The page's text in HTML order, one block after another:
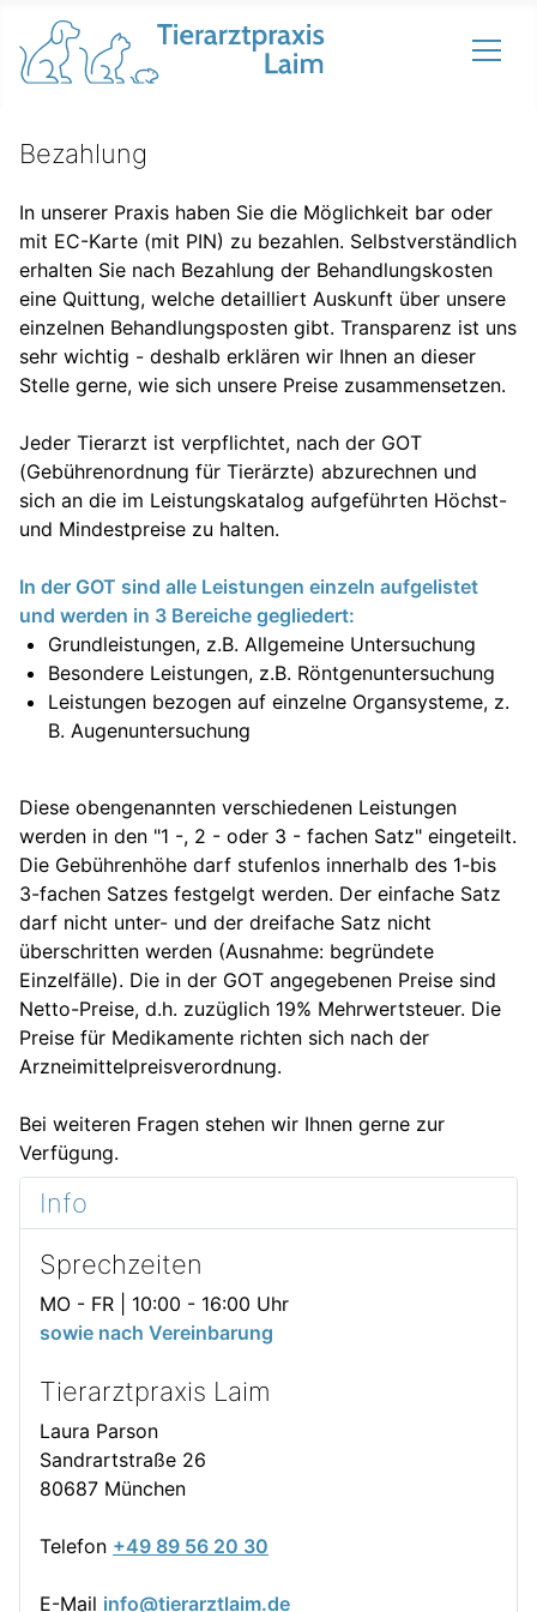
Bezahlung
In unserer Praxis haben Sie die Möglichkeit bar oder
mit EC-Karte (mit PIN) zu bezahlen. Selbstverständlich
erhalten Sie nach Bezahlung der Behandlungskosten
eine Quittung, welche detailliert Auskunft über unsere
einzelnen Behandlungsposten gibt. Transparenz ist uns
sehr wichtig - deshalb erklären wir Ihnen an dieser
Stelle gerne, wie sich unsere Preise zusammensetzen.
Jeder Tierarzt ist verpflichtet, nach der GOT
(Gebührenordnung für Tierärzte) abzurechnen und
sich an die im Leistungskatalog aufgeführten Höchst-
und Mindestpreise zu halten.
In der GOT sind alle Leistungen einzeln aufgelistet
und werden in 3 Bereiche gegliedert:
Grundleistungen, z.B. Allgemeine Untersuchung
Besondere Leistungen, z.B. Röntgenuntersuchung
Leistungen bezogen auf einzelne Organsysteme, z.
B. Augenuntersuchung
Diese obengenannten verschiedenen Leistungen
werden in den "1 -, 2 - oder 3 - fachen Satz" eingeteilt.
Die Gebührenhöhe darf stufenlos innerhalb des 1-bis
3-fachen Satzes festgelgt werden. Der einfache Satz
darf nicht unter- und der dreifache Satz nicht
überschritten werden (Ausnahme: begründete
Einzelfälle). Die in der GOT angegebenen Preise sind
Netto-Preise, d.h. zuzüglich 19% Mehrwertsteuer. Die
Preise für Medikamente richten sich nach der
Arzneimittelpreisverordnung.
Bei weiteren Fragen stehen wir Ihnen gerne zur
Verfügung.
Info
Sprechzeiten
MO - FR | 10:00 - 16:00 Uhr
sowie nach Vereinbarung
Tierarztpraxis Laim
Laura Parson
Sandrartstraße 26
80687 München
Telefon +49 89 56 20 30
E-Mail info@tierarztlaim.de